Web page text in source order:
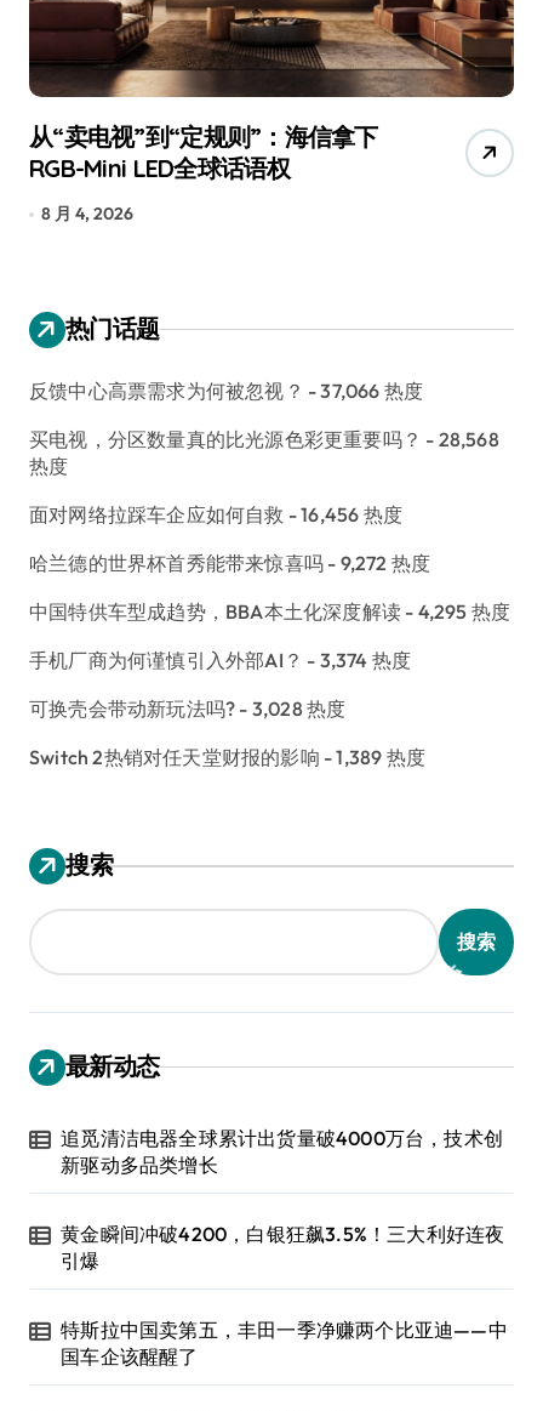
从“卖电视”到“定规则”：海信拿下
RGB-Mini LED全球话语权
8 月 4, 2026
热门话题
反馈中心高票需求为何被忽视？ - 37,066 热度
买电视，分区数量真的比光源色彩更重要吗？ - 28,568
热度
面对网络拉踩车企应如何自救 - 16,456 热度
哈兰德的世界杯首秀能带来惊喜吗 - 9,272 热度
中国特供车型成趋势，BBA本土化深度解读 - 4,295 热度
手机厂商为何谨慎引入外部AI？ - 3,374 热度
可换壳会带动新玩法吗? - 3,028 热度
Switch 2热销对任天堂财报的影响 - 1,389 热度
搜索
搜索
最新动态
追觅清洁电器全球累计出货量破4000万台，技术创
新驱动多品类增长
黄金瞬间冲破4200，白银狂飙3.5%！三大利好连夜
引爆
特斯拉中国卖第五，丰田一季净赚两个比亚迪——中
国车企该醒醒了